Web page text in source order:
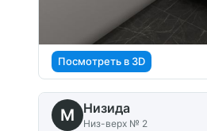
Посмотреть в 3D
M Низида
Низ-верх № 2